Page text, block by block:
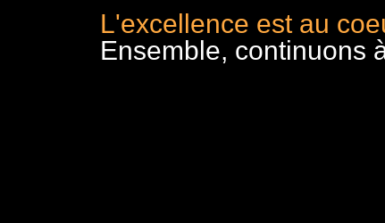
L'excellence est au
Ensemble, continuons